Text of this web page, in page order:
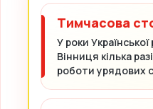
Тимчасова
У роки
Вінниця кілька
роботи урядових